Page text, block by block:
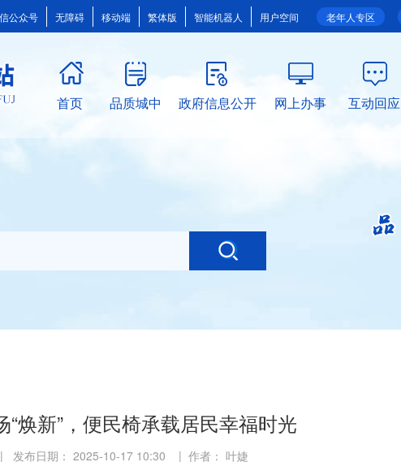
老年人专区
公众号 无障碍 移动端 繁体版 智能机器人 用户空间
首页 品质城中 政府信息公开 网上办事 互动回应
“焕新”，便民椅承载居民幸福时光
| 发布日期： 2025-10-17 10:30 | 作者： 叶婕